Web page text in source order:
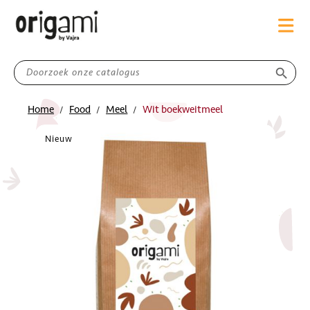
search
Home Food Meel Wit boekweitmeel
Nieuw